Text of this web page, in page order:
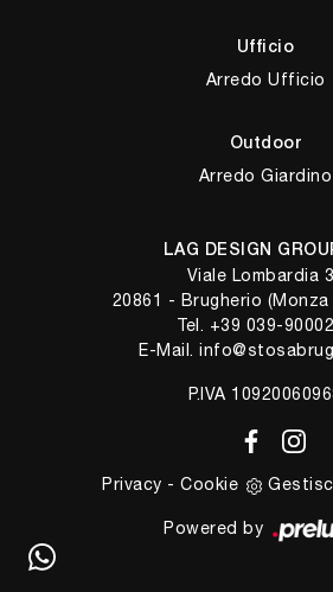
Ufficio
Arredo Ufficio
Outdoor
Arredo Giardino
LAG DESIGN
Viale Lombardia
20861 - Brugherio (Monza
Tel. +39 039-
E-Mail.
P.IVA
Privacy -Cookie
Powered by